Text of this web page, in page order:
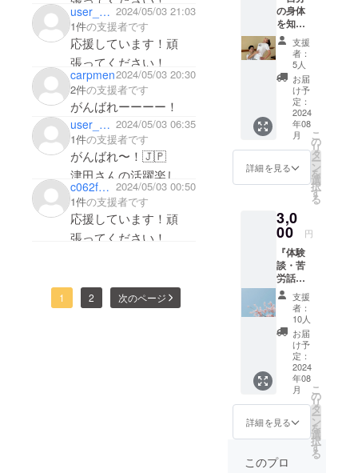
user_c2f9246faa64 2024/05/03 21:03
1件の支援者です
応援しています！頑
張ってください！
carpmen2024/05/03 20:30
2件の支援者です
がんばれーーーー！
user_3e43fb467694 2024/05/03 06:35
1件の支援者です
がんばれ〜！🇯🇵
津田さんの活躍楽しみ
にしてます😊✨
c062f9c5c454 2024/05/03 00:50
1件の支援者です
応援しています！頑
張ってください！
1 2 次のページ
ンLUCK を立
ち上げまし
た。
LUCKでは整
体だけでな
くピラティ
スを取り入
れ、「背骨
マに、肩こ
り・腰痛・
猫背といっ
た悩みの改
善を目指し
ています。
20代から70
代まで幅広
い年代の方
にご利用い
ただき、完
全予約制の
プライベー
ト空間で、
一人ひとり
の身体
を知れ
る権』
店舗
オープ
ン後に
実際に
20分間
で身体
を徹底
的に分
析し、
あなた
に必要
なこと
させて
いただ
きま
す。
例：な
ぜ肩が
左だけ
下がっ
ている
のか？
や痛み
が左だ
け出や
すいの
かなど
※法令に
基づく
為では
支援
者：
5人
お届
け予
定：
2024
年08
月
詳細を見る
こ
の
リ
タ
ー
ン
を
選
択
す
る
3,0
00 円
『体験
談・苦
労話』
店舗完
成後に
オフラ
イン・
オンラ
インに
て店舗
開設に
至って
の体験
談や苦
労話を
話して
いきま
す。 ２
支援
者：
10人
お届
け予
定：
2024
年08
月
詳細を見る
こ
の
リ
タ
ー
ン
を
選
択
す
る
このプロ